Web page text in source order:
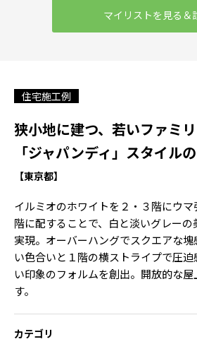
マイリストを見る＆
住宅施工例
狭小地に建つ、若いファミ
「ジャパンディ」スタイル
【東京都】
イルミオのホワイトを２・３階にウ
階に配することで、白と淡いグレー
実現。オーバーハングでスクエアな
い色合いと１階の横ストライプで圧
い印象のフォルムを創出。開放的な
す。
カテゴリ